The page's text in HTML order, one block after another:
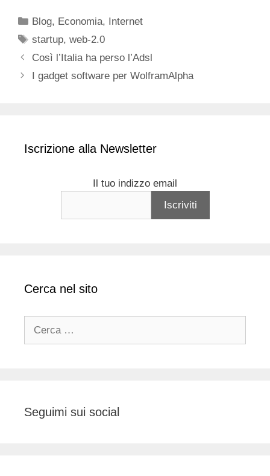
Categorie
Blog, Economia, Internet
Tag
startup,web-2.0
Così l’Italia ha perso l’Adsl
I gadget software per WolframAlpha
Iscrizione alla Newsletter
Il tuo indizzo email
Cerca nel sito
Seguimi sui social